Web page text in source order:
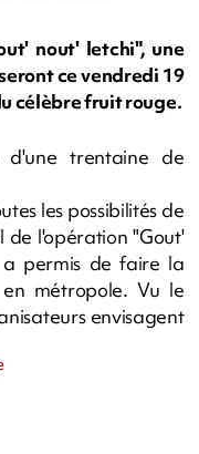
nout' letchi", une
ce vendredi 19
célèbre fruit rouge.
trentaine de
les possibilités de
de l'opération "Gout'
permis de faire la
métropole. Vu le
envisagent